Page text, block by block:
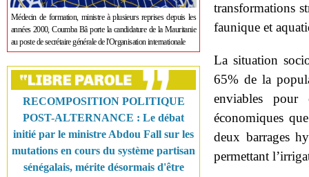
Médecin de formation, ministre à plusieurs reprises depuis les
années 2000, Coumba Bâ porte la candidature de la Mauritanie
au poste de secrétaire générale de l'Organisation internationale
RECOMPOSITION POLITIQUE
POST-ALTERNANCE : Le débat
initié par le ministre Abdou Fall sur les
mutations en cours du système partisan
sénégalais, mérite désormais d'être
transformations
faunique et
La situation
65% de la
enviables pour
économiques
deux barrages
permettant